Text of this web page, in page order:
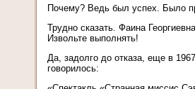
Почему? Ведь был успех. Было
Трудно сказать. Фаина
Извольте выполнять!
Да, задолго до отказа, еще в
говорилось: